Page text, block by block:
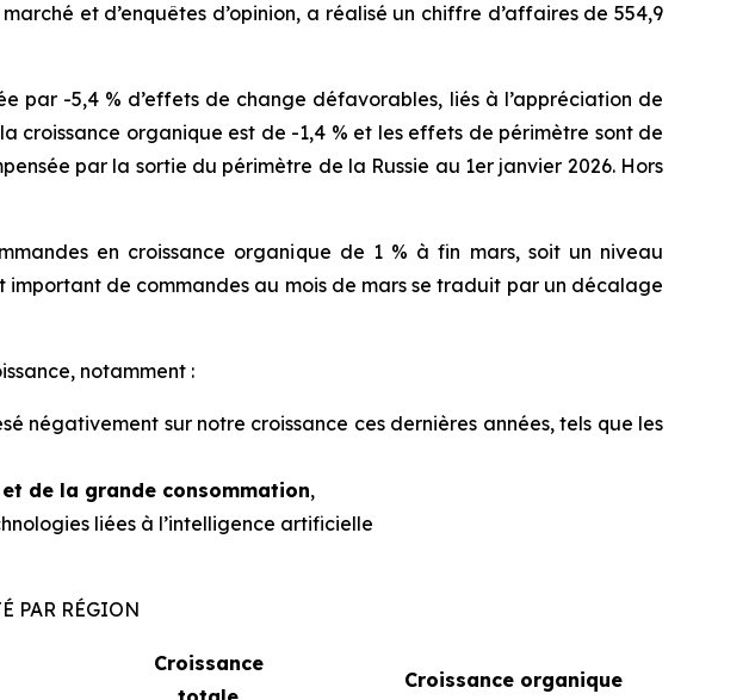
et d’enquêtes d’opinion, a réalisé un chiffre d’affaires de 554,9
par -5,4 % d’effets de change défavorables, liés à l’appréciation de
croissance organique est de -1,4 % et les effets de périmètre sont de
par la sortie du périmètre de la Russie au 1er janvier 2026. Hors
en croissance organique de 1 % à fin mars, soit un niveau
important de commandes au mois de mars se traduit par un décalage
notamment :
négativement sur notre croissance ces dernières années, tels que les
de la grande consommation,
liées à l’intelligence artificielle
PAR RÉGION
Croissance
Croissance organique